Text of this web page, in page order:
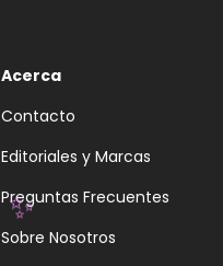
Acerca
Contacto
Editoriales y Marcas
Preguntas Frecuentes
Sobre Nosotros
✨